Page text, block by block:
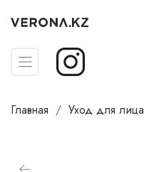
Главная Уход для лица